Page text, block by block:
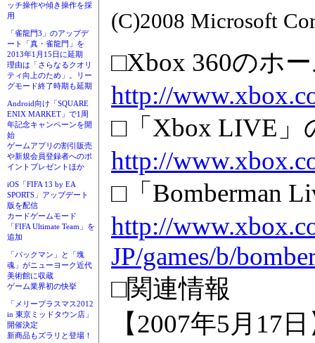
ッチ操作や傾き操作を採
用
「雀龍門3」のアップデ
ート「真・雀龍門」を
2013年1月15日に延期
理由は「さらなるクオリ
ティ向上のため」。リー
グモード終了時期も延期
Android向け「SQUARE
ENIX MARKET」で1周
年記念キャンペーンを開
始
ゲームアプリの割引販売
や新規会員登録者へのポ
イントプレゼントほか
iOS「FIFA 13 by EA
SPORTS」アップデート
版を配信
カードゲームモード
「FIFA Ultimate Team」を
追加
「パックマン」と「塊
魂」がニューヨーク近代
美術館に収蔵
ゲーム業界初の快挙
「メリープラスマス2012
in 東京ミッドタウン店」
開催決定
新商品もズラリと登場！
(C)2008 Microsoft
□Xbox 360のホ
http://
□「Xbox LIVE」
http://
□「Bomberman
http://
JP/games/b/
□関連情報
【2007年5月17